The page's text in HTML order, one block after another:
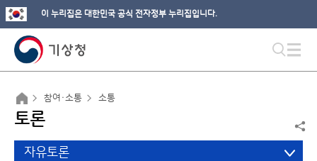
이 누리집은 대한민국 공식 전자정부 누리집입니다.
참여·소통 소통
토론
자유토론